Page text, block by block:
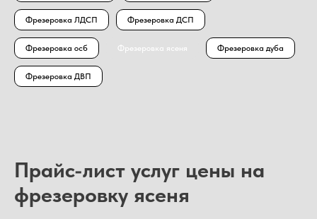
Фрезеровка ЛДСП Фрезеровка ДСП
Фрезеровка осб Фрезеровка ясеня Фрезеровка дуба
Фрезеровка ДВП
Прайс-лист услуг цены на
фрезеровку ясеня